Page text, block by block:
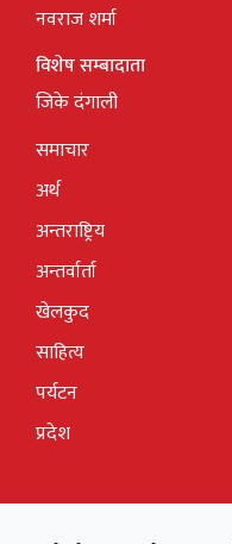
नवराज शर्मा
विशेष सम्बादाता
जिके दंगाली
समाचार
अर्थ
अन्तराष्ट्रिय
अन्तर्वार्ता
खेलकुद
साहित्य
पर्यटन
प्रदेश